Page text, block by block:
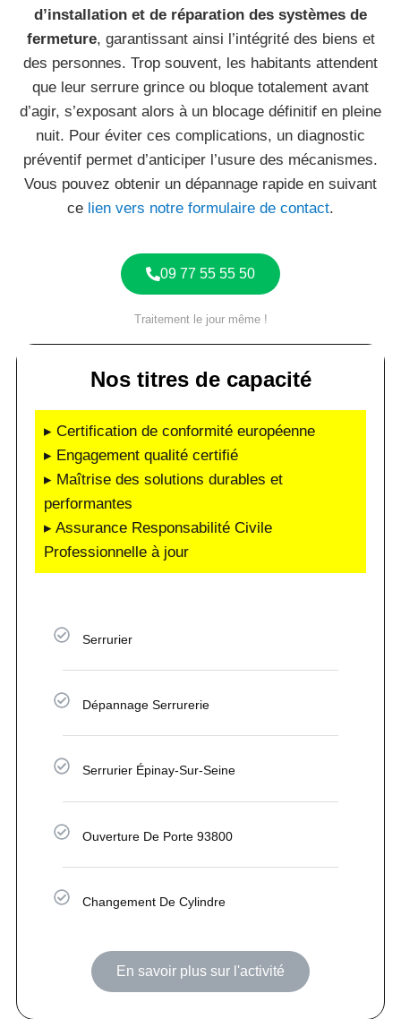
d’installation et de réparation des systèmes de
fermeture, garantissant ainsi l’intégrité des biens et
des personnes. Trop souvent, les habitants attendent
que leur serrure grince ou bloque totalement avant
d’agir, s’exposant alors à un blocage définitif en pleine
nuit. Pour éviter ces complications, un diagnostic
préventif permet d’anticiper l’usure des mécanismes.
Vous pouvez obtenir un dépannage rapide en suivant
ce lien vers notre formulaire de contact.
09 77 55 55 50
Traitement le jour même !
Nos titres de capacité
▸ Certification de conformité européenne
▸ Engagement qualité certifié
▸ Maîtrise des solutions durables et
performantes
▸ Assurance Responsabilité Civile
Professionnelle à jour
Serrurier
Dépannage Serrurerie
Serrurier Épinay-Sur-Seine
Ouverture De Porte 93800
Changement De Cylindre
En savoir plus sur l'activité